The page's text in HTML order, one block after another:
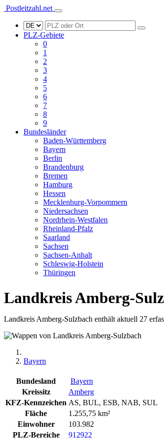
Postleitzahl.net
PLZ-Gebiete
0
1
2
3
4
5
6
7
8
9
Bundesländer
Baden-Württemberg
Bayern
Berlin
Brandenburg
Bremen
Hamburg
Hessen
Mecklenburg-Vorpommern
Niedersachsen
Nordrhein-Westfalen
Rheinland-Pfalz
Saarland
Sachsen
Sachsen-Anhalt
Schleswig-Holstein
Thüringen
Landkreis Amberg-
Landkreis Amberg-Sulzbach enthält aktuell 27
Bayern
Bundesland
Bayern
Kreissitz
Amberg
KFZ-Kennzeichen AS, BUL, ESB, NAB, SUL
Fläche
1.255,75 km²
Einwohner
103.982
PLZ-Bereiche
912922